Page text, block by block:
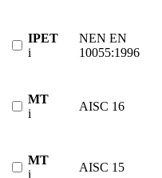
IPET
i
NEN EN
10055:1996
MT
i
AISC 16
MT
i
AISC 15